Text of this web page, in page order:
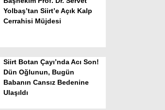
Facebook
Yolbaş’tan Siirt’e Açık Kalp
Cerrahisi Müjdesi
Siirt Botan Çayı’nda Acı Son!
Dün Oğlunun, Bugün
Babanın Cansız Bedenine
Ulaşıldı